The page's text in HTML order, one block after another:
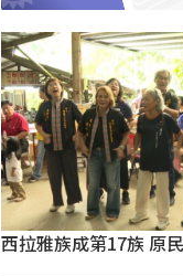
西拉雅族成第17族 原